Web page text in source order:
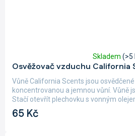
Osvěžovač vzduchu California
hodnocení
produktu
je
5,0
5
Skladem (>5
65 Kč
Vůně California Scents jsou
koncentrovanou a jemnou vůní. Vůně
Stačí otevřít plechovku s vonným